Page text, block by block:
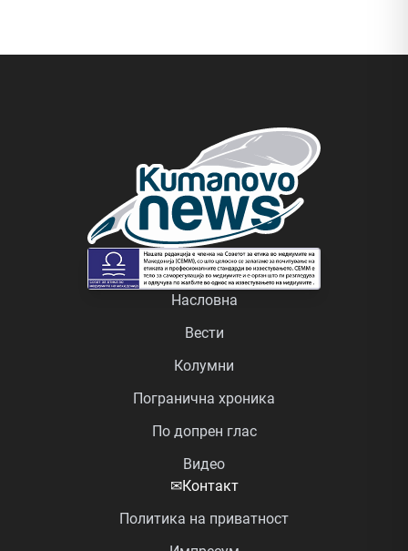
Насловна
Вести
Колумни
Погранична хроника
По допрен глас
Видео
✉Контакт
Политика на приватност